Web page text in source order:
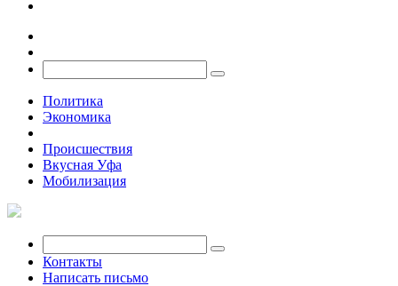
Политика
Экономика
Происшествия
Вкусная Уфа
Мобилизация
Контакты
Написать письмо